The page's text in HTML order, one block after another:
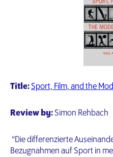
Title:Sport, Film, and the
Review by:Simon Rehbach
“Die differenzierte
Bezugnahmen auf Sport in